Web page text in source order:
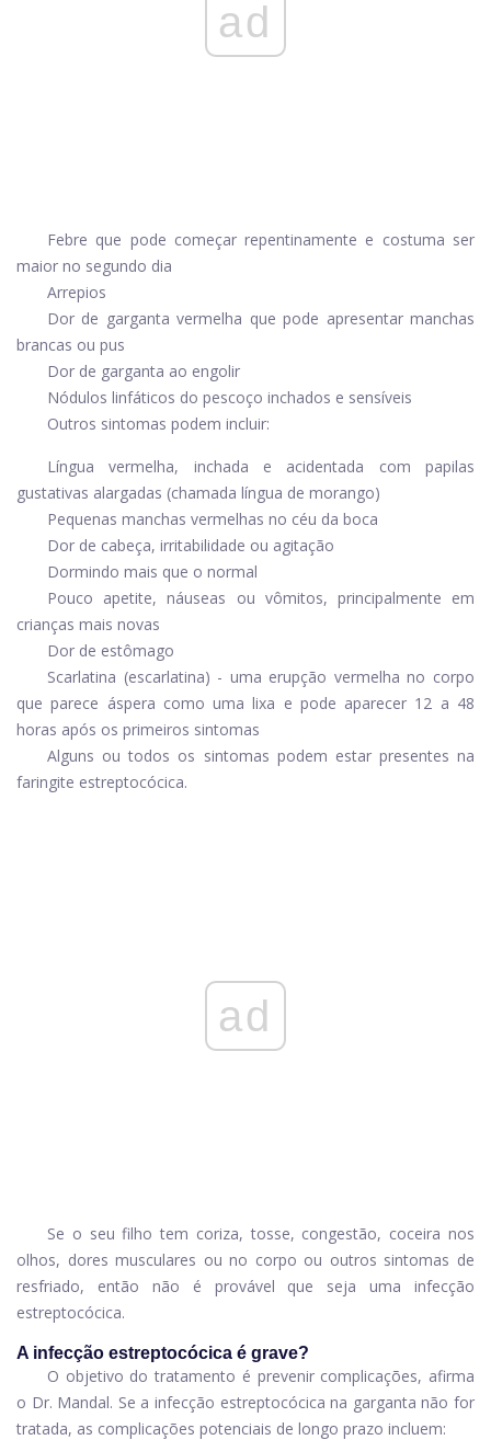
ad
Febre que pode começar repentinamente e costuma ser
maior no segundo dia
Arrepios
Dor de garganta vermelha que pode apresentar manchas
brancas ou pus
Dor de garganta ao engolir
Nódulos linfáticos do pescoço inchados e sensíveis
Outros sintomas podem incluir:
Língua vermelha, inchada e acidentada com papilas
gustativas alargadas (chamada língua de morango)
Pequenas manchas vermelhas no céu da boca
Dor de cabeça, irritabilidade ou agitação
Dormindo mais que o normal
Pouco apetite, náuseas ou vômitos, principalmente em
crianças mais novas
Dor de estômago
Scarlatina (escarlatina) - uma erupção vermelha no corpo
que parece áspera como uma lixa e pode aparecer 12 a 48
horas após os primeiros sintomas
Alguns ou todos os sintomas podem estar presentes na
faringite estreptocócica.
ad
Se o seu filho tem coriza, tosse, congestão, coceira nos
olhos, dores musculares ou no corpo ou outros sintomas de
resfriado, então não é provável que seja uma infecção
estreptocócica.
A infecção estreptocócica é grave?
O objetivo do tratamento é prevenir complicações, afirma
o Dr. Mandal. Se a infecção estreptocócica na garganta não for
tratada, as complicações potenciais de longo prazo incluem: